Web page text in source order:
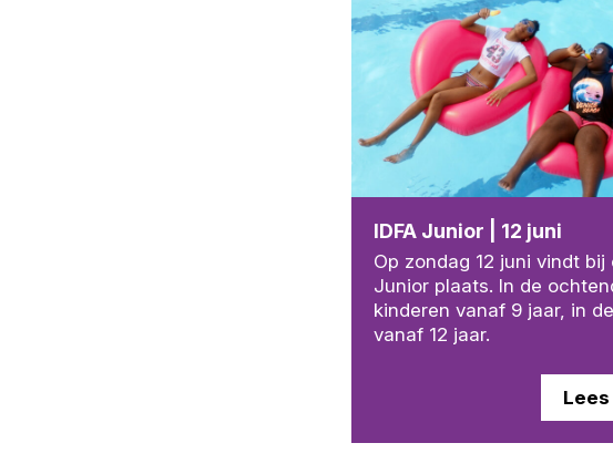
IDFA Junior | 12 juni
Op zondag 12 juni vindt bij
Junior plaats. In de
kinderen vanaf 9 jaar, in
vanaf 12 jaar.